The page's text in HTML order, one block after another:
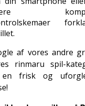
af vores andre
rinmaru spil-
frisk og